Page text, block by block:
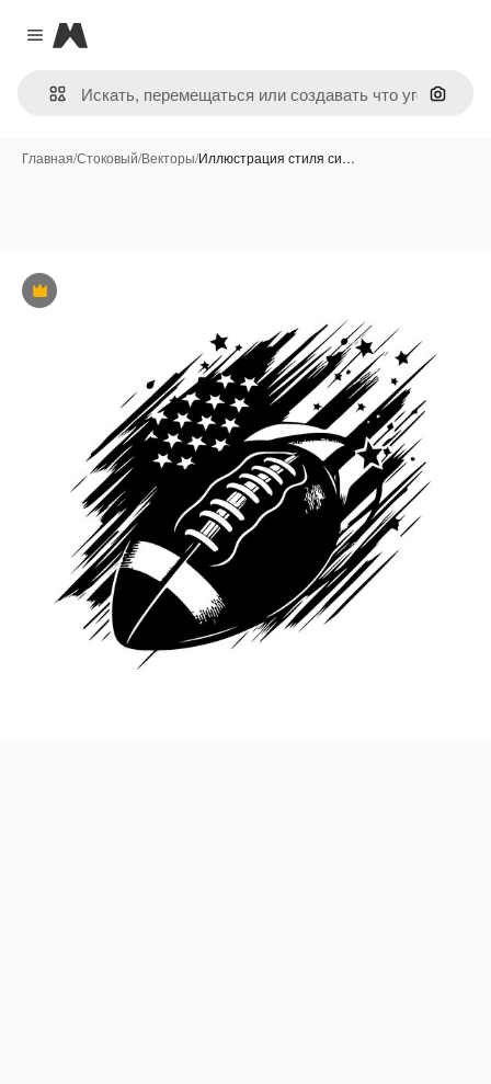
Close menu
Magnific
Поиск
Главная/Стоковый/Векторы/Иллюстрация стиля си…
Премиум